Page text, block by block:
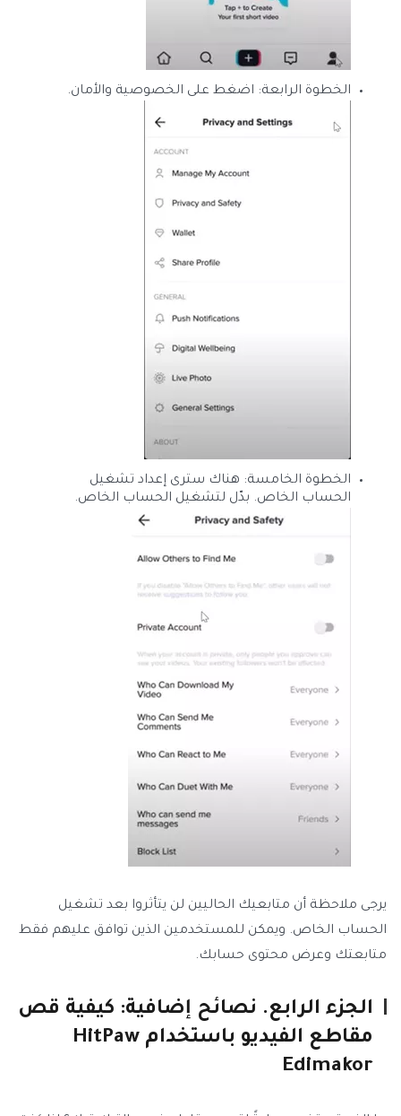
الخطوة الرابعة: اضغط على الخصوصية والأمان.
الخطوة الخامسة: هناك سترى إعداد تشغيل
الحساب الخاص. بدّل لتشغيل الحساب الخاص.
يرجى ملاحظة أن متابعيك الحاليين لن يتأثروا بعد تشغيل
الحساب الخاص. ويمكن للمستخدمين الذين توافق عليهم فقط
متابعتك وعرض محتوى حسابك.
الجزء الرابع. نصائح إضافية: كيفية قص
مقاطع الفيديو باستخدام HitPaw
Edimakor